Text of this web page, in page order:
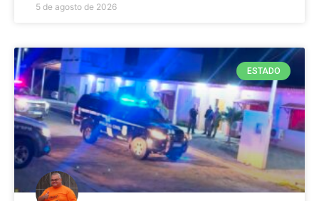
5 de agosto de 2026
ESTADO